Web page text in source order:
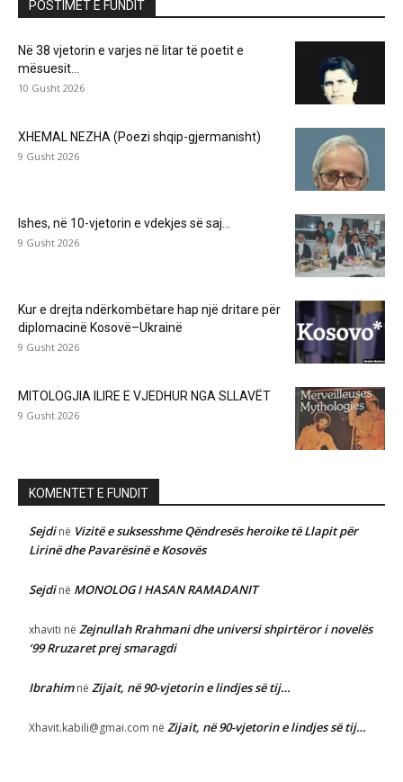
POSTIMET E FUNDIT
Në 38 vjetorin e varjes në litar të poetit e
mësuesit...
10 Gusht 2026
XHEMAL NEZHA (Poezi shqip-gjermanisht)
9 Gusht 2026
Ishes, në 10-vjetorin e vdekjes së saj…
9 Gusht 2026
Kur e drejta ndërkombëtare hap një dritare për
diplomacinë Kosovë–Ukrainë
9 Gusht 2026
MITOLOGJIA ILIRE E VJEDHUR NGA SLLAVËT
9 Gusht 2026
KOMENTET E FUNDIT
Sejdinë Vizitë e suksesshme Qëndresës heroike të Llapit për
Lirinë dhe Pavarësinë e Kosovës
Sejdinë MONOLOG I HASAN RAMADANIT
xhaviti në Zejnullah Rrahmani dhe universi shpirtëror i novelës
‘99 Rruzaret prej smaragdi
Ibrahimnë Zijait, në 90-vjetorin e lindjes së tij…
Xhavit.kabili@gmai.com në Zijait, në 90-vjetorin e lindjes së tij…